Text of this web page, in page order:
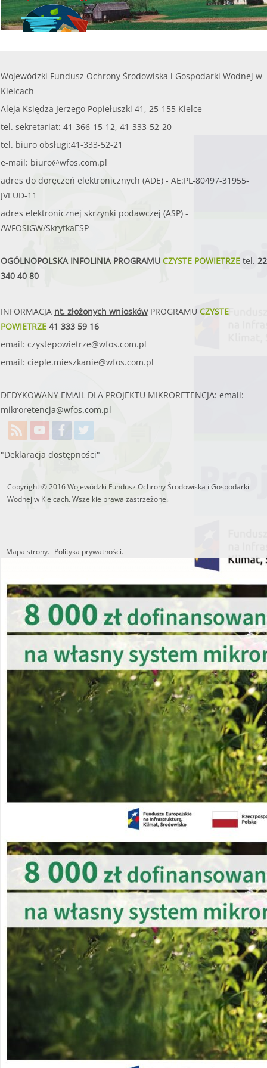
W WOJEWÓDZTWIE
WSPIERAMY
Wojewódzki Fundusz Ochrony Środowiska i Gospodarki Wodnej w
Kielcach
Aleja Księdza Jerzego Popiełuszki 41, 25-155 Kielce
tel. sekretariat: 41-366-15-12, 41-333-52-20
tel. biuro obsługi:41-333-52-21
e-mail: biuro@wfos.com.pl
adres do doręczeń elektronicznych (ADE) - AE:PL-80497-31955-
JVEUD-11
adres elektronicznej skrzynki podawczej (ASP) -
/WFOSIGW/SkrytkaESP
OGÓLNOPOLSKA INFOLINIA PROGRAMUCZYSTE POWIETRZEtel. 22
340 40 80
INFORMACJA nt. złożonych wnioskówPROGRAMU CZYSTE
POWIETRZE41 333 59 16
email: czystepowietrze@wfos.com.pl
email: cieple.mieszkanie@wfos.com.pl
DEDYKOWANY EMAIL DLA PROJEKTU MIKRORETENCJA: email:
mikroretencja@wfos.com.pl
"Deklaracja dostępności"
Copyright © 2016 Wojewódzki Fundusz Ochrony Środowiska i Gospodarki
Wodnej w Kielcach. Wszelkie prawa zastrzeżone.
Mapa strony. Polityka prywatności.